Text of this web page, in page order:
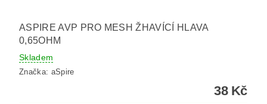
ASPIRE AVP PRO MESH ŽHAVÍCÍ HLAVA
0,65OHM
Skladem
Značka: aSpire
38 Kč